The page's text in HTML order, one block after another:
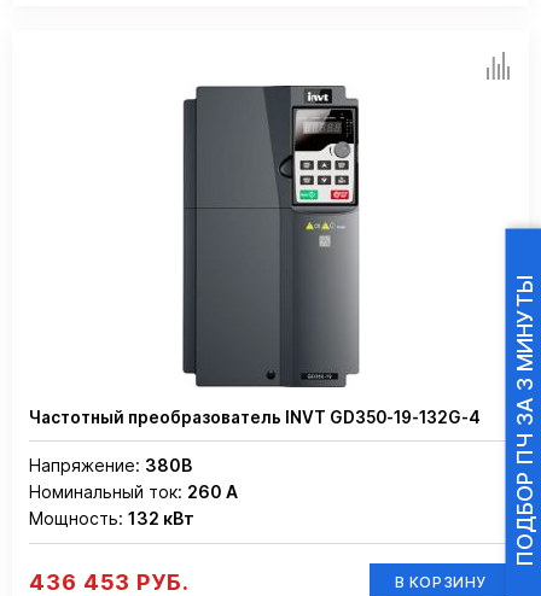
Частотный преобразователь INVT GD350-19-132G-4
Напряжение: 380В
Номинальный ток: 260 А
Мощность: 132 кВт
436 453 РУБ. В КОРЗИНУ
ПОДБОР ПЧ ЗА 3 МИНУТЫ